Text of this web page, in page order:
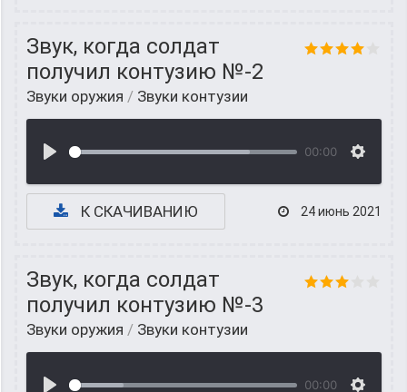
Звук, когда солдат
получил контузию №-2
Звуки оружия / Звуки контузии
00:00
К СКАЧИВАНИЮ 24 июнь 2021
Звук, когда солдат
получил контузию №-3
Звуки оружия / Звуки контузии
00:00